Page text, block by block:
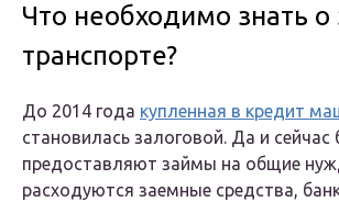
Что необходимо знать о
транспорте?
До 2014 года купленная в кредит
становилась залоговой. Да и сейчас
предоставляют займы на общие
расходуются заемные средства,